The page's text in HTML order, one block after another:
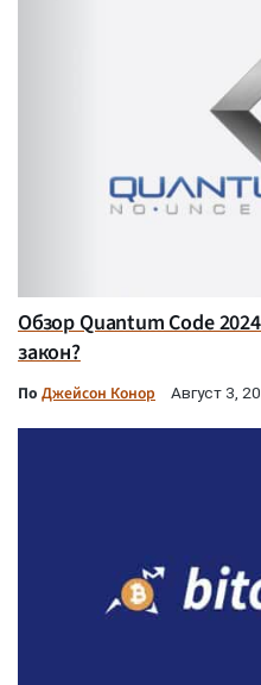
Обзор Quantum Code
закон?
По Джейсон Конор Август 3,